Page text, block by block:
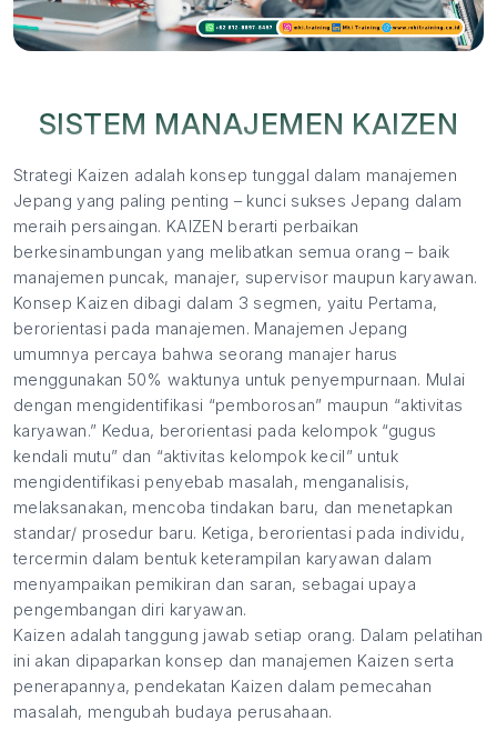
SISTEM MANAJEMEN KAIZEN
Strategi Kaizen adalah konsep tunggal dalam manajemen
Jepang yang paling penting – kunci sukses Jepang dalam
meraih persaingan. KAIZEN berarti perbaikan
berkesinambungan yang melibatkan semua orang – baik
manajemen puncak, manajer, supervisor maupun karyawan.
Konsep Kaizen dibagi dalam 3 segmen, yaitu Pertama,
berorientasi pada manajemen. Manajemen Jepang
umumnya percaya bahwa seorang manajer harus
menggunakan 50% waktunya untuk penyempurnaan. Mulai
dengan mengidentifikasi “pemborosan” maupun “aktivitas
karyawan.” Kedua, berorientasi pada kelompok “gugus
kendali mutu” dan “aktivitas kelompok kecil” untuk
mengidentifikasi penyebab masalah, menganalisis,
melaksanakan, mencoba tindakan baru, dan menetapkan
standar/ prosedur baru. Ketiga, berorientasi pada individu,
tercermin dalam bentuk keterampilan karyawan dalam
menyampaikan pemikiran dan saran, sebagai upaya
pengembangan diri karyawan.
Kaizen adalah tanggung jawab setiap orang. Dalam pelatihan
ini akan dipaparkan konsep dan manajemen Kaizen serta
penerapannya, pendekatan Kaizen dalam pemecahan
masalah, mengubah budaya perusahaan.